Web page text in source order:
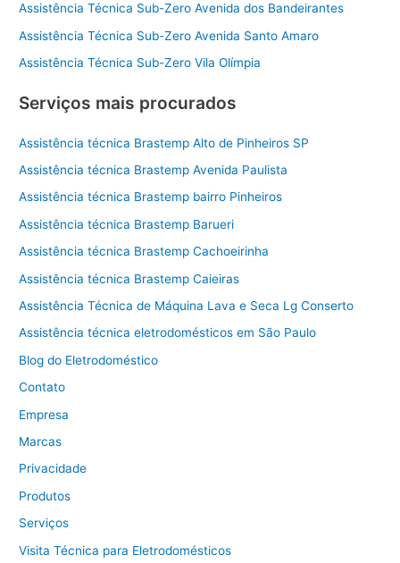
Assistência Técnica Sub-Zero Avenida dos Bandeirantes
Assistência Técnica Sub-Zero Avenida Santo Amaro
Assistência Técnica Sub-Zero Vila Olímpia
Serviços mais procurados
Assistência técnica Brastemp Alto de Pinheiros SP
Assistência técnica Brastemp Avenida Paulista
Assistência técnica Brastemp bairro Pinheiros
Assistência técnica Brastemp Barueri
Assistência técnica Brastemp Cachoeirinha
Assistência técnica Brastemp Caieiras
Assistência Técnica de Máquina Lava e Seca Lg Conserto
Assistência técnica eletrodomésticos em São Paulo
Blog do Eletrodoméstico
Contato
Empresa
Marcas
Privacidade
Produtos
Serviços
Visita Técnica para Eletrodomésticos